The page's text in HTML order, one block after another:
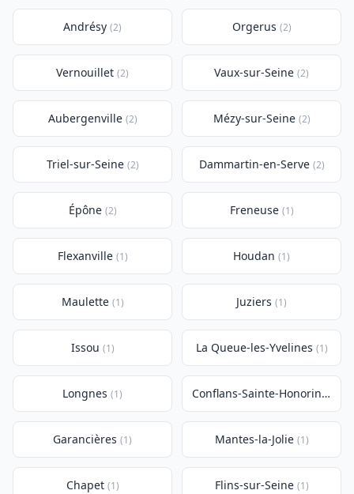
Andrésy (2) Orgerus (2)
Vernouillet (2) Vaux-sur-Seine (2)
Aubergenville (2) Mézy-sur-Seine (2)
Triel-sur-Seine (2) Dammartin-en-Serve (2)
Épône (2) Freneuse (1)
Flexanville (1) Houdan (1)
Maulette (1) Juziers (1)
Issou (1) La Queue-les-Yvelines (1)
Longnes (1) Conflans-Sainte-Honorine
Garancières (1) Mantes-la-Jolie (1)
Chapet (1) Flins-sur-Seine (1)